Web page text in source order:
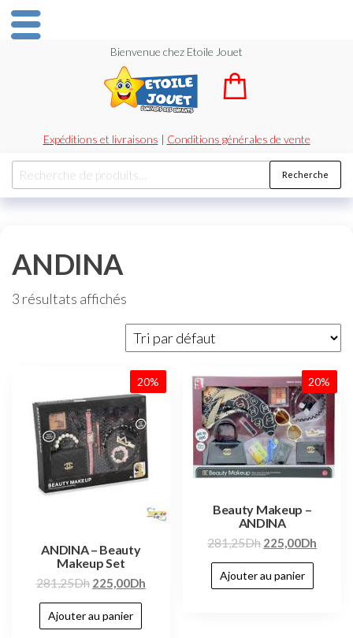
Bienvenue chez Etoile Jouet
Expéditions et livraisons | Conditions générales de vente
Recherche
ANDINA
3 résultats affichés
20%
ANDINA – Beauty
Makeup Set
281,25Dh 225,00Dh
Ajouter au panier
20%
Beauty Makeup –
ANDINA
281,25Dh 225,00Dh
Ajouter au panier